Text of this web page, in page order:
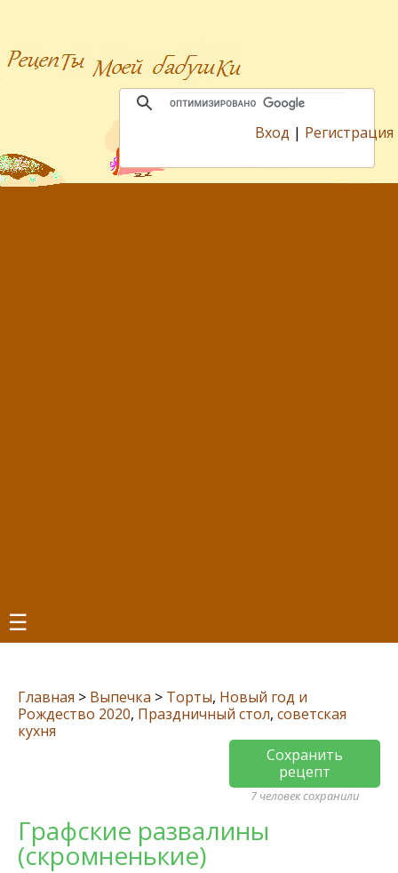
Вход | Регистрация
☰
Главная > Выпечка > Торты, Новый год и
Рождество 2020, Праздничный стол, советская
кухня
Сохранить
рецепт
7 человек сохранили
Графские развалины
(скромненькие)